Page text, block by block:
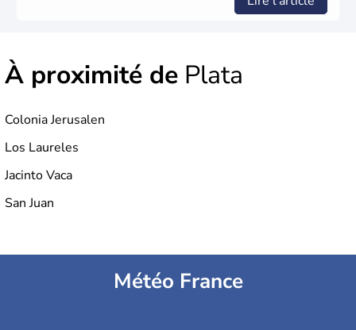
À proximité de Plata
Colonia Jerusalen
Los Laureles
Jacinto Vaca
San Juan
Météo France